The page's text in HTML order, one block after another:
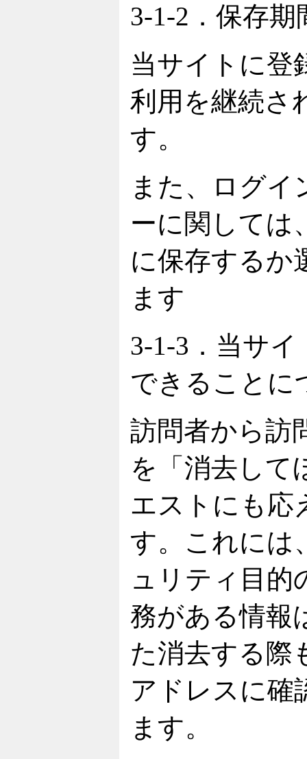
3-1-2．保存
当サイトに登
利用を継続さ
す。
また、ログイ
ーに関しては
に保存するか
ます
3-1-3．当サ
できることに
訪問者から訪
を「消去して
エストにも応
す。これには
ュリティ目的
務がある情報
た消去する際
アドレスに確
ます。